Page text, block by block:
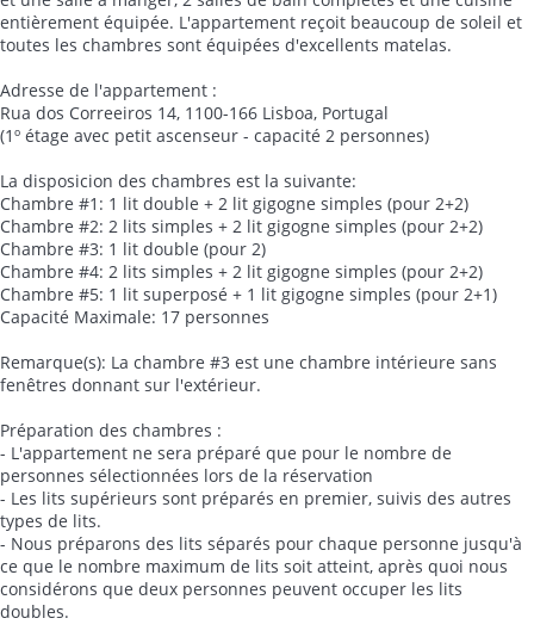
entièrement équipée. L'appartement reçoit beaucoup de soleil et
toutes les chambres sont équipées d'excellents matelas.
Adresse de l'appartement :
Rua dos Correeiros 14, 1100-166 Lisboa, Portugal
(1º étage avec petit ascenseur - capacité 2 personnes)
La disposicion des chambres est la suivante:
Chambre #1: 1 lit double + 2 lit gigogne simples (pour 2+2)
Chambre #2: 2 lits simples + 2 lit gigogne simples (pour 2+2)
Chambre #3: 1 lit double (pour 2)
Chambre #4: 2 lits simples + 2 lit gigogne simples (pour 2+2)
Chambre #5: 1 lit superposé + 1 lit gigogne simples (pour 2+1)
Capacité Maximale: 17 personnes
Remarque(s): La chambre #3 est une chambre intérieure sans
fenêtres donnant sur l'extérieur.
Préparation des chambres :
- L'appartement ne sera préparé que pour le nombre de
personnes sélectionnées lors de la réservation
- Les lits supérieurs sont préparés en premier, suivis des autres
types de lits.
- Nous préparons des lits séparés pour chaque personne jusqu'à
ce que le nombre maximum de lits soit atteint, après quoi nous
considérons que deux personnes peuvent occuper les lits
doubles.